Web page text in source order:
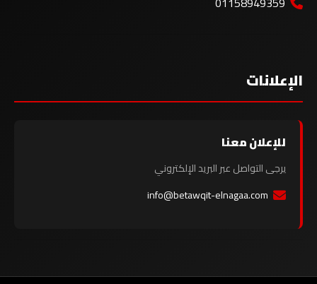
الإعلانات
للإعلان معنا
يرجى التواصل عبر البريد الإلكتروني
info@betawqit-elnagaa.com